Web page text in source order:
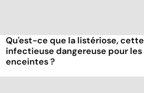
Qu'est-ce que la listériose,
infectieuse dangereuse pour
enceintes ?